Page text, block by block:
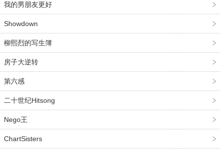
我的男朋友更好
Showdown
柳熙烈的写生簿
房子大逆转
第六感
二十世纪Hitsong
Nego王
ChartSisters